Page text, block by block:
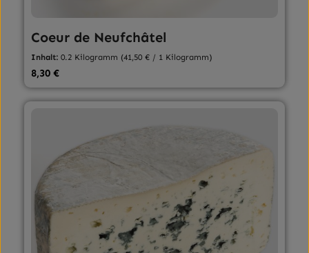
Coeur de Neufchâtel
Inhalt:0.2 Kilogramm (41,50 € / 1 Kilogramm)
Regulärer Preis:
8,30 €